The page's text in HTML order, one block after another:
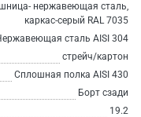
нержавеющая сталь,
каркас-серый RAL 7035
сталь AISI 304
стрейч/картон
Сплошная полка AISI 430
Борт сзади
19.2